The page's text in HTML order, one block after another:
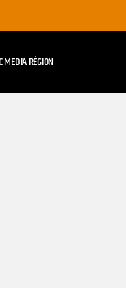
MEDIA RÉGION